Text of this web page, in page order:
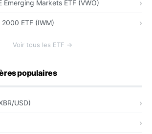
Emerging Markets ETF (VWO)
2000 ETF (IWM)
Voir tous les ETF →
populaires
USD)